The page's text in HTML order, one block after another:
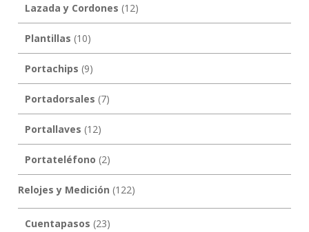
Lazada y Cordones (12)
Plantillas (10)
Portachips (9)
Portadorsales (7)
Portallaves (12)
Portateléfono (2)
Relojes y Medición (122)
Cuentapasos (23)